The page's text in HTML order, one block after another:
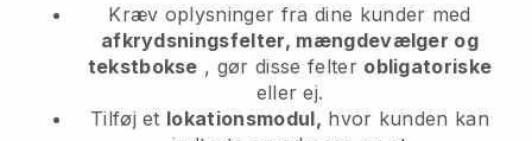
Kræv oplysninger fra dine kunder med
afkrydsningsfelter, mængdevælger og
tekstbokse , gør disse felter obligatoriske
eller ej.
Tilføj et lokationsmodul, hvor kunden kan